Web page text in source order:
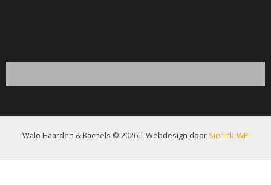
Walo Haarden & Kachels © 2026 | Webdesign door Sierink-WP